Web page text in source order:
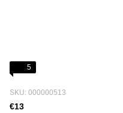
5
SKU: 000000513
€13